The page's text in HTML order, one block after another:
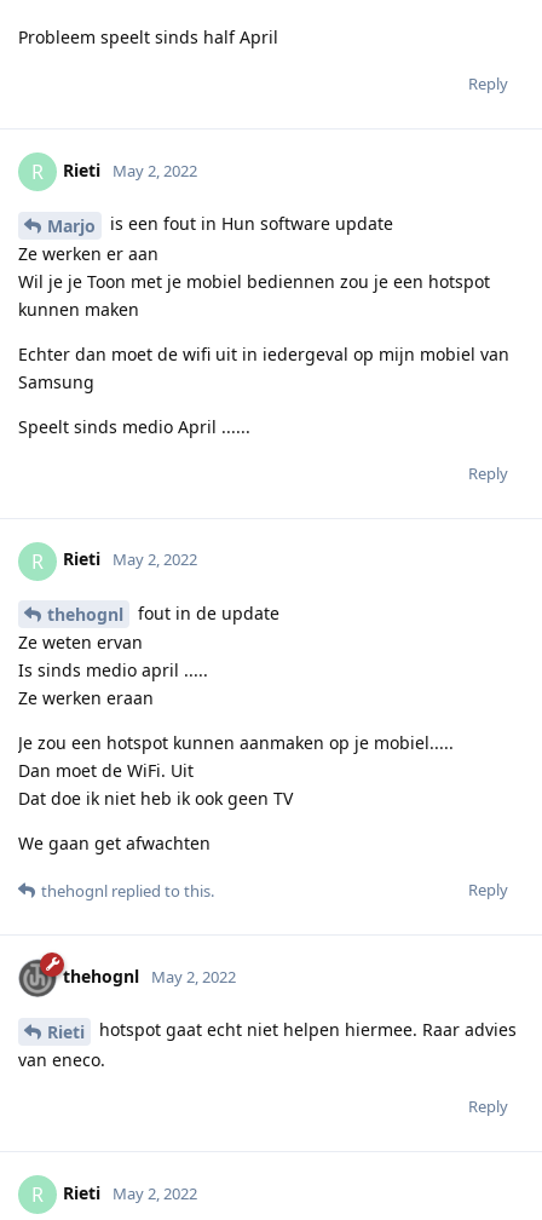
Probleem speelt sinds half April
Reply
R Rieti May 2, 2022
Marjo
is een fout in Hun software update
Ze werken er aan
Wil je je Toon met je mobiel bediennen zou je een hotspot
kunnen maken
Echter dan moet de wifi uit in iedergeval op mijn mobiel van
Samsung
Speelt sinds medio April ......
Reply
R Rieti May 2, 2022
thehognl
fout in de update
Ze weten ervan
Is sinds medio april .....
Ze werken eraan
Je zou een hotspot kunnen aanmaken op je mobiel.....
Dan moet de WiFi. Uit
Dat doe ik niet heb ik ook geen TV
We gaan get afwachten
Reply
thehognl replied to this.
thehognl May 2, 2022
Rieti
hotspot gaat echt niet helpen hiermee. Raar advies
van eneco.
Reply
R Rieti May 2, 2022